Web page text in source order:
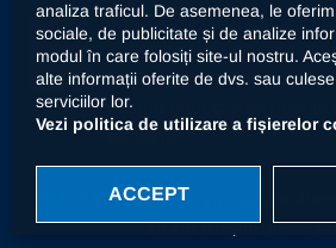
Universitatea „Vasile Alecsandri”
datele dumneavoastră cu caracter
imaginea prin mijloace
privind prelucrarea datelor
personal
© 2026 Universitatea „Vasile
Toate drepturile
analiza traficul. De asemenea, le
sociale, de publicitate și de analize
modul în care folosiți site-ul nostru.
alte informații oferite de dvs. sau
serviciilor lor.
Vezi politica de utilizare a fișierelor
ACCEPT